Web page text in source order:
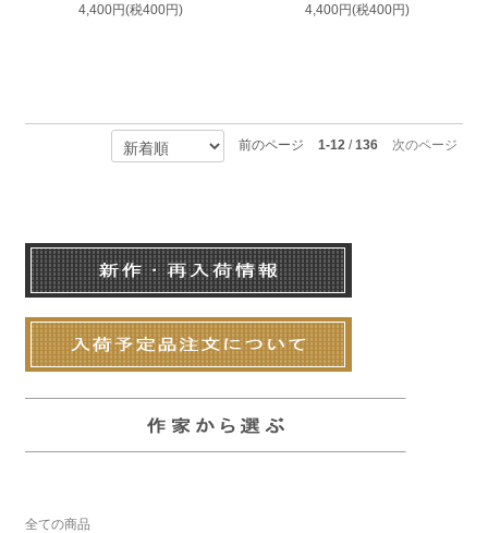
4,400円(税400円)
4,400円(税400円)
前のページ 1-12/136 次のページ
全ての商品